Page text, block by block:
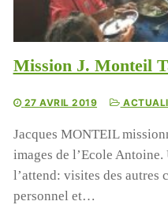
Mission J. Monteil
27 AVRIL 2019
Jacques MONTEIL
images de l’Ecole
l’attend: visites des autres
personnel et…